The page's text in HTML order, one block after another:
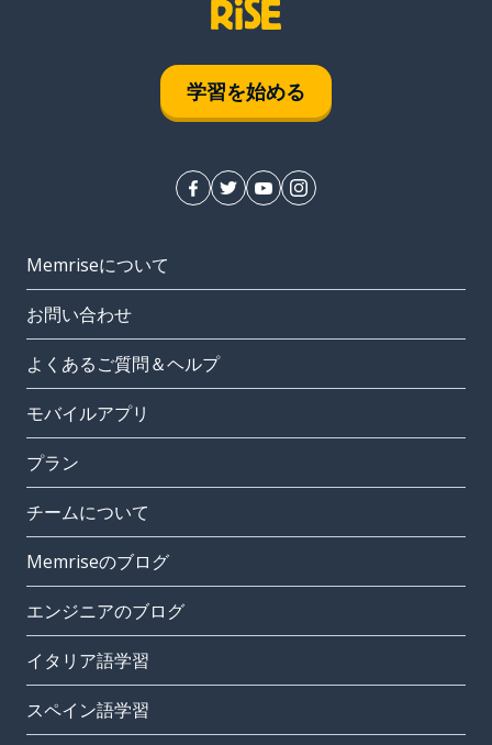
学習を始める
Memriseについて
お問い合わせ
よくあるご質問＆ヘルプ
モバイルアプリ
プラン
チームについて
Memriseのブログ
エンジニアのブログ
イタリア語学習
スペイン語学習